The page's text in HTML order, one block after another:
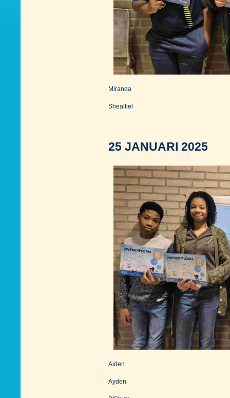
Miranda
Shealtiel
25 JANUARI 2025
Aiden
Ayden